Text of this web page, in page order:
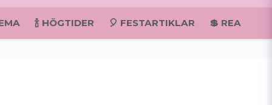
🍾 HÖGTIDER 🎈 FESTARTIKLAR 💲 REA